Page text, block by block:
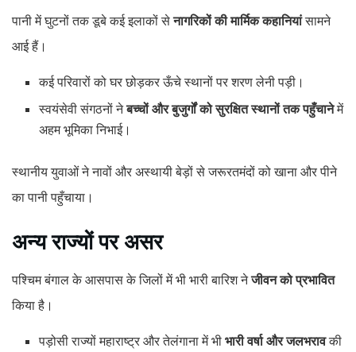
पानी में घुटनों तक डूबे कई इलाकों सेनागरिकों की मार्मिक कहानियांसामने
आई हैं।
कई परिवारों को घर छोड़कर ऊँचे स्थानों पर शरण लेनी पड़ी।
स्वयंसेवी संगठनों नेबच्चों और बुजुर्गों को सुरक्षित स्थानों तक पहुँचानेमें
अहम भूमिका निभाई।
स्थानीय युवाओं ने नावों और अस्थायी बेड़ों से जरूरतमंदों को खाना और पीने
का पानी पहुँचाया।
अन्य राज्यों पर असर
पश्चिम बंगाल के आसपास के जिलों में भी भारी बारिश नेजीवन को प्रभावित
किया है।
पड़ोसी राज्यों महाराष्ट्र और तेलंगाना में भीभारी वर्षा और जलभरावकी